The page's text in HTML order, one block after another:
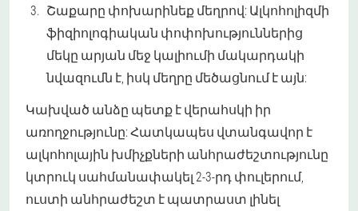
Շաքարը փոխարինեք մեղրով: Ալկոհոլիզմի
ֆիզիոլոգիական փոփոխություններից
մեկը արյան մեջ կալիումի մակարդակի
նվազումն է, իսկ մեղրը մեծացնում է այն:
Կախված անձը պետք է վերահսկի իր
առողջությունը: Հատկապես վտանգավոր է
ալկոհոլային խմիչքների անհրաժեշտությունը
կտրուկ սահմանափակել 2-3-րդ փուլերում,
ուստի անհրաժեշտ է պատրաստ լինել